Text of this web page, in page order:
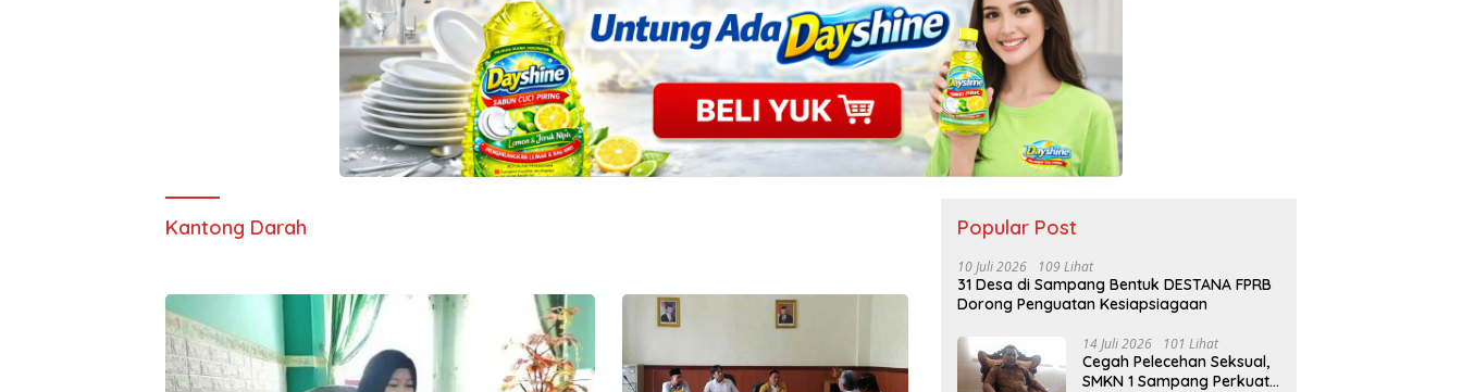
Kantong Darah Popular Post
10 Juli 2026 109 Lihat
31 Desa di Sampang Bentuk DESTANA FPRB
Dorong Penguatan Kesiapsiagaan
14 Juli 2026 101 Lihat
Cegah Pelecehan Seksual,
SMKN 1 Sampang Perkuat